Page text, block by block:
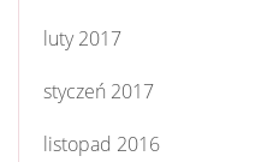
luty 2017
styczeń 2017
listopad 2016